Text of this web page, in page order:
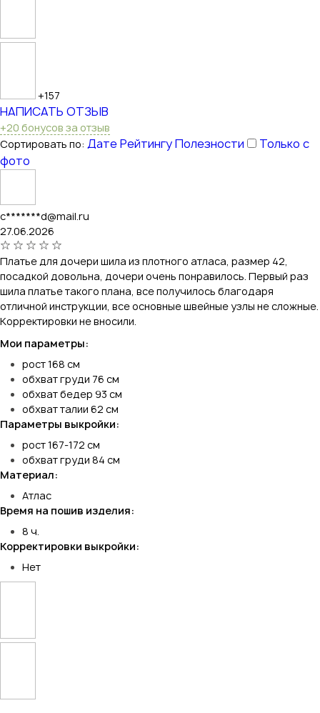
+157
НАПИСАТЬ ОТЗЫВ
+20 бонусов за отзыв
Сортировать по: ДатеРейтингуПолезности
Только с
фото
c*******d@mail.ru
27.06.2026
Платье для дочери шила из плотного атласа, размер 42,
посадкой довольна, дочери очень понравилось. Первый раз
шила платье такого плана, все получилось благодаря
отличной инструкции, все основные швейные узлы не сложные.
Корректировки не вносили.
Мои параметры:
рост 168 см
обхват груди 76 см
обхват бедер 93 см
обхват талии 62 см
Параметры выкройки:
рост 167-172 см
обхват груди 84 см
Материал:
Атлас
Время на пошив изделия:
8 ч.
Корректировки выкройки:
Нет